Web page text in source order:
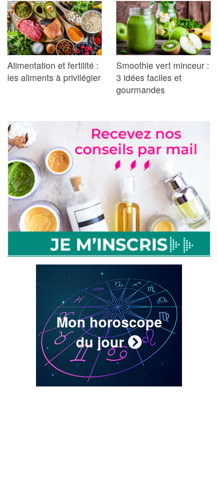
Alimentation et fertilité :
les aliments à privilégier
Smoothie vert minceur :
3 idées faciles et
gourmandes
Mon horoscope
du jour